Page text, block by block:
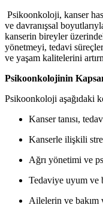
Psikoonkoloji, kanser
ve davranışsal
kanserin bireyler
yönetmeyi, tedavi
ve yaşam kalitelerini
Psikoonkolojinin
Psikoonkoloji aşağıdaki
Kanser tanısı,
Kanserle ilişkili
Ağrı yönetimi ve
Tedaviye uyum ve
Ailelerin ve bakım